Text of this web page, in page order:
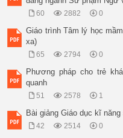
60 2882 0
Giáo trình Tâm lý học
xa)
65 2794 0
Phương pháp cho trẻ
quanh
51 2578 1
Bài giảng Giáo dục kĩ
42 2514 0